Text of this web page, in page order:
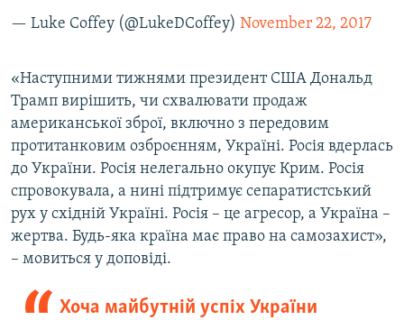
Усі сайти RFE/RL
— Luke Coffey (@LukeDCoffey) November 22, 2017
«Наступними тижнями президент США Дональд
Трамп вирішить, чи схвалювати продаж
американської зброї, включно з передовим
протитанковим озброєнням, Україні. Росія вдерлась
до України. Росія нелегально окупує Крим. Росія
спровокувала, а нині підтримує сепаратистський
рух у східній Україні. Росія – це агресор, а Україна –
жертва. Будь-яка країна має право на самозахист»,
– мовиться у доповіді.
Хоча майбутній успіх України